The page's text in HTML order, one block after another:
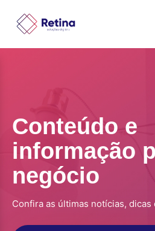
Conteúdo e
informação
negócio
Confira as últimas notícias, dicas